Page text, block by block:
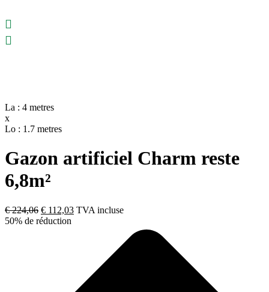
La : 4 metres
x
Lo : 1.7 metres
Gazon artificiel Charm reste
6,8m²
€224,06 Le
prix
€ 112,03Le
TVA incluse
50% de réduction